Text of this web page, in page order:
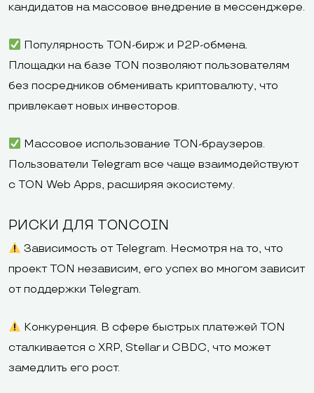
кандидатов на массовое внедрение в мессенджере.
Популярность TON-бирж и P2P-обмена.
Площадки на базе TON позволяют пользователям
без посредников обменивать криптовалюту, что
привлекает новых инвесторов.
Массовое использование TON-браузеров.
Пользователи Telegram все чаще взаимодействуют
с TON Web Apps, расширяя экосистему.
РИСКИ ДЛЯ TONCOIN
Зависимость от Telegram. Несмотря на то, что
проект TON независим, его успех во многом зависит
от поддержки Telegram.
Конкуренция. В сфере быстрых платежей TON
сталкивается с XRP, Stellar и CBDC, что может
замедлить его рост.